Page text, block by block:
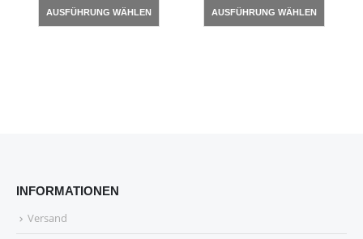
AUSFÜHRUNG WÄHLEN AUSFÜHRUNG WÄHLEN
INFORMATIONEN
Versand